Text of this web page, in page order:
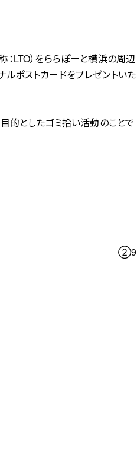
：LTO）をららぽーと横浜の周辺
ルポストカードをプレゼントいた
的としたゴミ拾い活動のことで